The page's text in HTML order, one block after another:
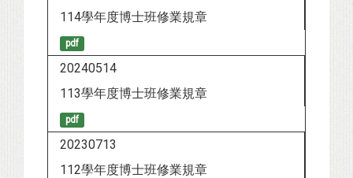
114學年度博士班修業規章
pdf
20240514
113學年度博士班修業規章
pdf
20230713
112學年度博士班修業規章